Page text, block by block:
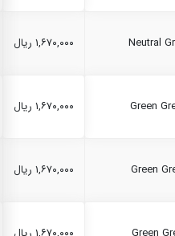
۱,۶۷۰,۰۰۰ ریال
۱,۶۷۰,۰۰۰ ریال
۱,۶۷۰,۰۰۰ ریال